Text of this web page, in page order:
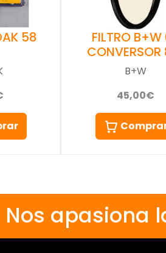
58
FILTRO
CONVERSOR
B+W
45,00€
Nos apasiona